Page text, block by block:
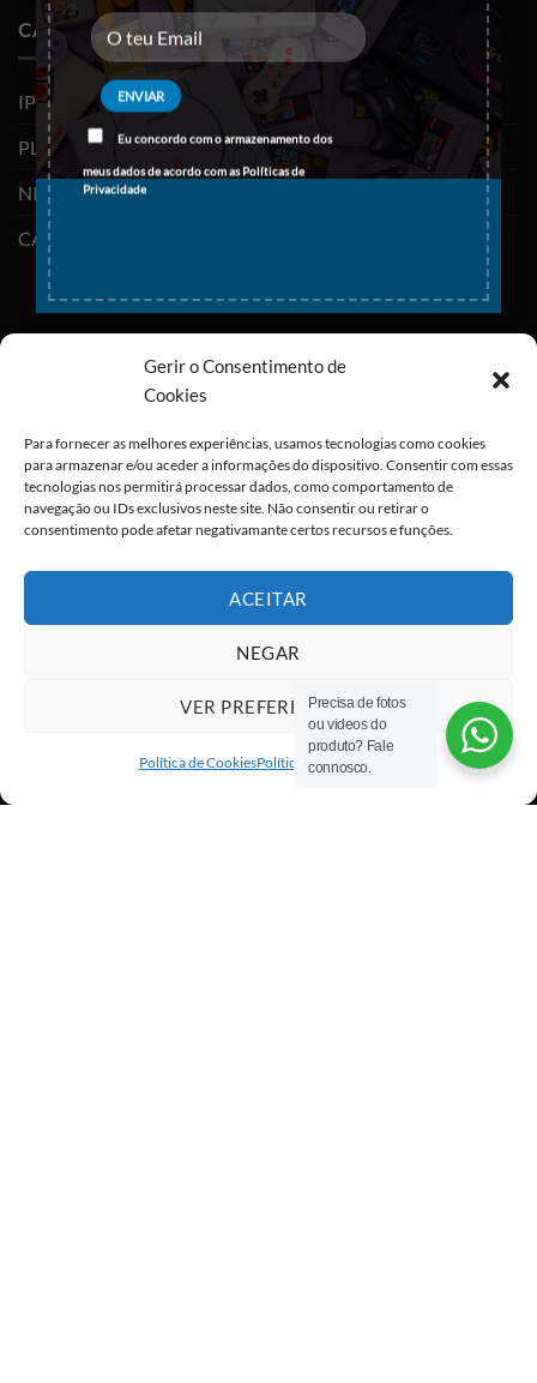
Eu concordo com o armazenamento dos
meus dados de acordo com asPolíticas de
Privacidade
Gerir o Consentimento de
Cookies
Para fornecer as melhores experiências, usamos tecnologias como cookies
para armazenar e/ou aceder a informações do dispositivo. Consentir com essas
tecnologias nos permitirá processar dados, como comportamento de
navegação ou IDs exclusivos neste site. Não consentir ou retirar o
consentimento pode afetar negativamante certos recursos e funções.
ACEITAR
NEGAR
VER PREFERÊNCIAS
Política de CookiesPolítica de privacidade
CATEGORIAS
IPHONES (RECONDICIONADOS)
PLAYSTATION
NINTENDO SWITCH
CABOS E ADAPTADORES TYPE-C
Stripe MasterCardCash
Copyright 2026 ©All rights reserved
Precisa de fotos
ou videos do
produto? Fale
connosco.